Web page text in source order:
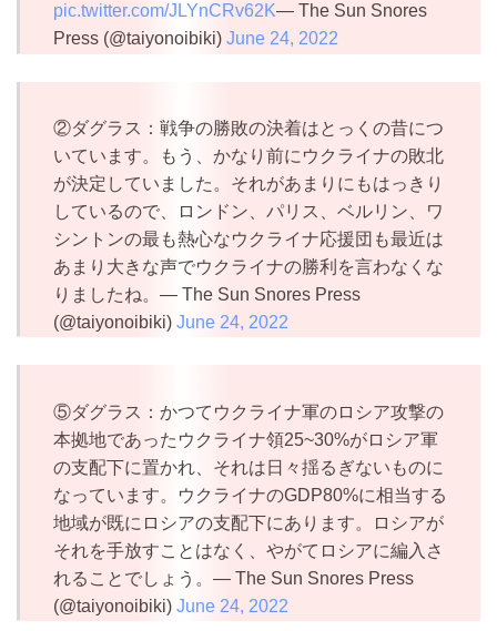
pic.twitter.com/JLYnCRv62K— The Sun Snores
Press (@taiyonoibiki) June 24, 2022
②ダグラス：戦争の勝敗の決着はとっくの昔につ
いています。もう、かなり前にウクライナの敗北
が決定していました。それがあまりにもはっきり
しているので、ロンドン、パリス、ベルリン、ワ
シントンの最も熱心なウクライナ応援団も最近は
あまり大きな声でウクライナの勝利を言わなくな
りましたね。— The Sun Snores Press
(@taiyonoibiki) June 24, 2022
⑤ダグラス：かつてウクライナ軍のロシア攻撃の
本拠地であったウクライナ領25~30%がロシア軍
の支配下に置かれ、それは日々揺るぎないものに
なっています。ウクライナのGDP80%に相当する
地域が既にロシアの支配下にあります。ロシアが
それを手放すことはなく、やがてロシアに編入さ
れることでしょう。— The Sun Snores Press
(@taiyonoibiki) June 24, 2022